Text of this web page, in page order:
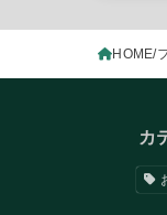
HOME
カ